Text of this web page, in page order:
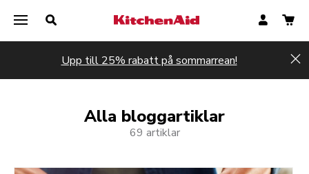
Upp till 25% rabatt på sommarrean!
Alla bloggartiklar
69 artiklar